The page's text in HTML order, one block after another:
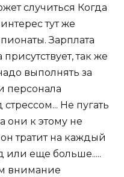
случиться Когда
тут же
Зарплата
присутствует, так же
выполнять за
персонала
Не пугать
они к этому не
он тратит на каждый
или еще больше.....
внимание